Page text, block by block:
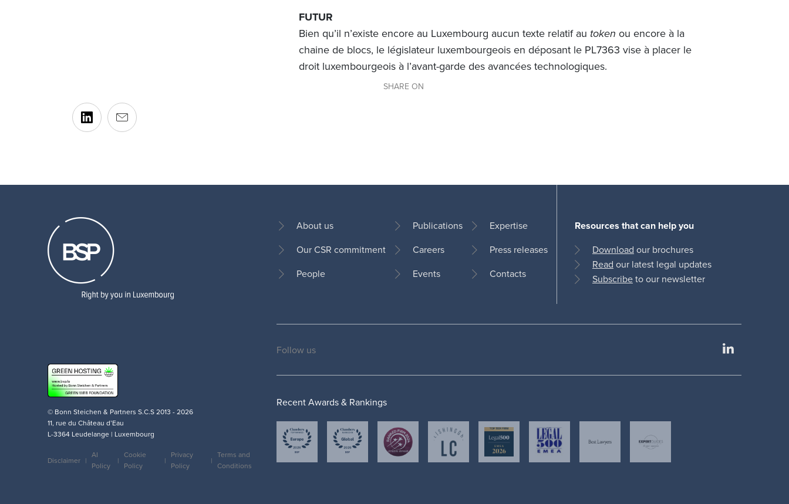
FUTUR
Bien qu’il n’existe encore au Luxembourg aucun texte relatif au token ou encore à la
chaine de blocs, le législateur luxembourgeois en déposant le PL7363 vise à placer le
droit luxembourgeois à l’avant-garde des avancées technologiques.
SHARE ON
Footer
About us
Our CSR commitment
People
Publications
Careers
Events
Expertise
Press releases
Contacts
Resources that can help you
Download our brochures
Read our latest legal updates
Subscribeto our newsletter
© Bonn Steichen & Partners S.C.S 2013 - 2026
11, rue du Château d’Eau
L-3364 Leudelange | Luxembourg
Legal
Disclaimer
AI
Policy
Cookie
Policy
Privacy
Policy
Terms and
Conditions
Social
Follow us
Recent Awards & Rankings